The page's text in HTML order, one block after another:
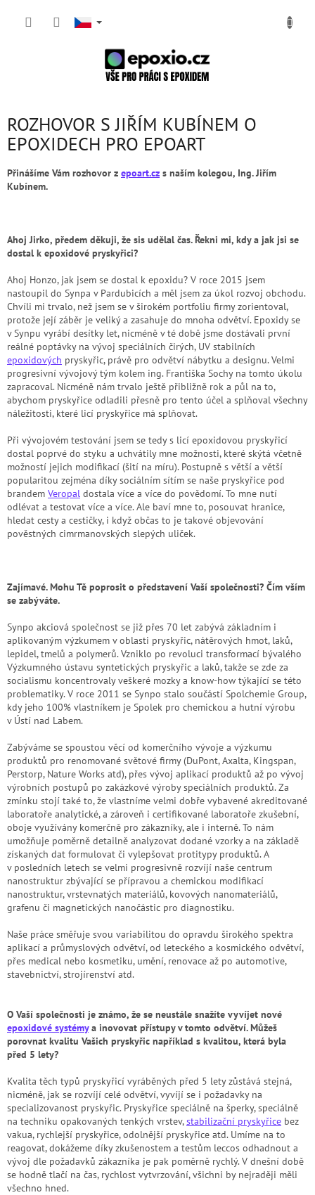
ROZHOVOR S JIŘÍM KUBÍNEM O
EPOXIDECH PRO EPOART
Přinášíme Vám rozhovor z epoart.cz s naším kolegou, Ing. Jiřím
Kubínem.
Ahoj Jirko, předem děkuji, že sis udělal čas. Řekni mi, kdy a jak jsi se
dostal k epoxidové pryskyřici?
Ahoj Honzo, jak jsem se dostal k epoxidu? V roce 2015 jsem
nastoupil do Synpa v Pardubicích a měl jsem za úkol rozvoj obchodu.
Chvíli mi trvalo, než jsem se v širokém portfoliu firmy zorientoval,
protože její záběr je veliký a zasahuje do mnoha odvětví. Epoxidy se
v Synpu vyrábí desítky let, nicméně v té době jsme dostávali první
reálné poptávky na vývoj speciálních čirých, UV stabilních
epoxidových pryskyřic, právě pro odvětví nábytku a designu. Velmi
progresivní vývojový tým kolem ing. Františka Sochy na tomto úkolu
zapracoval. Nicméně nám trvalo ještě přibližně rok a půl na to,
abychom pryskyřice odladili přesně pro tento účel a splňoval všechny
náležitosti, které licí pryskyřice má splňovat.
Při vývojovém testování jsem se tedy s licí epoxidovou pryskyřicí
dostal poprvé do styku a uchvátily mne možnosti, které skýtá včetně
možností jejich modifikací (šití na míru). Postupně s větší a větší
popularitou zejména díky sociálním sítím se naše pryskyřice pod
brandem Veropal dostala více a více do povědomí. To mne nutí
odlévat a testovat více a více. Ale baví mne to, posouvat hranice,
hledat cesty a cestičky, i když občas to je takové objevování
pověstných cimrmanovských slepých uliček.
Zajímavé. Mohu Tě poprosit o představení Vaší společnosti? Čím vším
se zabýváte.
Synpo akciová společnost se již přes 70 let zabývá základním i
aplikovaným výzkumem v oblasti pryskyřic, nátěrových hmot, laků,
lepidel, tmelů a polymerů. Vzniklo po revoluci transformací bývalého
Výzkumného ústavu syntetických pryskyřic a laků, takže se zde za
socialismu koncentrovaly veškeré mozky a know-how týkající se této
problematiky. V roce 2011 se Synpo stalo součástí Spolchemie Group,
kdy jeho 100% vlastníkem je Spolek pro chemickou a hutní výrobu
v Ústí nad Labem.
Zabýváme se spoustou věcí od komerčního vývoje a výzkumu
produktů pro renomované světové firmy (DuPont, Axalta, Kingspan,
Perstorp, Nature Works atd), přes vývoj aplikací produktů až po vývoj
výrobních postupů po zakázkové výroby speciálních produktů. Za
zmínku stojí také to, že vlastníme velmi dobře vybavené akreditované
laboratoře analytické, a zároveň i certifikované laboratoře zkušební,
oboje využívány komerčně pro zákazníky, ale i interně. To nám
umožňuje poměrně detailně analyzovat dodané vzorky a na základě
získaných dat formulovat či vylepšovat protitypy produktů. A
v posledních letech se velmi progresivně rozvíjí naše centrum
nanostruktur zbývající se přípravou a chemickou modifikací
nanostruktur, vrstevnatých materiálů, kovových nanomateriálů,
grafenu či magnetických nanočástic pro diagnostiku.
Naše práce směřuje svou variabilitou do opravdu širokého spektra
aplikací a průmyslových odvětví, od leteckého a kosmického odvětví,
přes medical nebo kosmetiku, umění, renovace až po automotive,
stavebnictví, strojírenství atd.
O Vaší společnosti je známo, že se neustále snažíte vyvíjet nové
epoxidové systémya inovovat přístupy v tomto odvětví. Můžeš
porovnat kvalitu Vašich pryskyřic například s kvalitou, která byla
před 5 lety?
Kvalita těch typů pryskyřicí vyráběných před 5 lety zůstává stejná,
nicméně, jak se rozvíjí celé odvětví, vyvíjí se i požadavky na
specializovanost pryskyřic. Pryskyřice speciálně na šperky, speciálně
na techniku opakovaných tenkých vrstev,stabilizační pryskyřice bez
vakua, rychlejší pryskyřice, odolnější pryskyřice atd. Umíme na to
reagovat, dokážeme díky zkušenostem a testům leccos odhadnout a
vývoj dle požadavků zákazníka je pak poměrně rychlý. V dnešní době
se hodně tlačí na čas, rychlost vytvrzování, všichni by nejraději měli
všechno hned.